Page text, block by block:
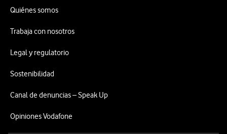
Quiénes somos
Trabaja con nosotros
Legal y regulatorio
Sostenibilidad
Canal de denuncias – Speak Up
Opiniones Vodafone